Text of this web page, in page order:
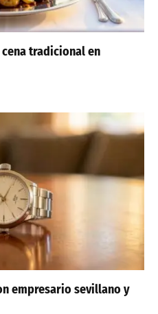
tradicional en
empresario sevillano y